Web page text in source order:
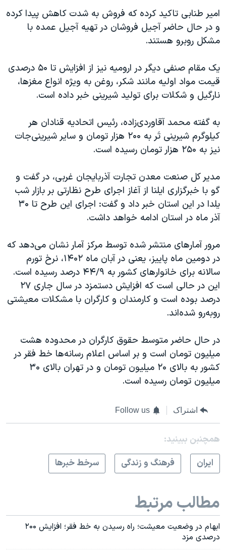
امیر طنابی تاکید کرده که فروش به شدت کاهش پیدا کرده
و در حال حاضر آجیل فروشان در تهیه آجیل عمده با
مشکل روبرو هستند.
یک مقام صنفی دیگر در ارومیه نیز از افزایش تا ۵۰ درصدی
قیمت مواد اولیه مانند شکر، روغن به ویژه انواع مغزها،
نارگیل و شکلات برای تولید شیرینی خبر داده است.
به گفته محمد آقاوردی‌زاده، رئیس اتحادیه قنادان هر
کیلوگرم شیرینی تَر به ۲۰۰ هزار تومان و سایر شیرینی‌جات
نیز به ۲۵۰ هزار تومان رسیده است.
مدیر کل صنعت معدن تجارت آذربایجان غربی، در گفت و
گو با خبرگزاری ایلنا از آغاز اجرای طرح نظارتی بر بازار شب
یلدا در این استان خبر داد و گفت: اجرای این طرح تا ۳۰
آذر ماه در استان ادامه خواهد داشت.
مرور آمارهای منتشر شده توسط مرکز آمار نشان می‌دهد که
در دومین ماه پاییز، یعنی در آبان ماه ۱۴۰۲، نرخ تورم
سالانه برای خانوار‌های کشور به ۴۴/۹ درصد رسیده است.
این در حالی است که افزایش دستمزد در سال جاری ۲۷
درصد بوده است و کارمندان و کارگران با مشکلات معیشتی
روبه‌رو شده‌اند.
در حال حاضر متوسط حقوق کارگران در محدوده هشت
میلیون تومان است و بر اساس اعلام رسانه‌ها خط فقر در
کشور به بالای ۲۰ میلیون تومان و در تهران بالای ۳۰
میلیون تومان رسیده است.
اشتراک Follow us
همچنبن ببینید:
ايران
فرهنگ و زندگی سرخط خبرها
مطالب مرتبط
ابهام در وضعیت معیشت؛ راه رسیدن به خط فقر؛ افزایش ۲۰۰
درصدی مزد